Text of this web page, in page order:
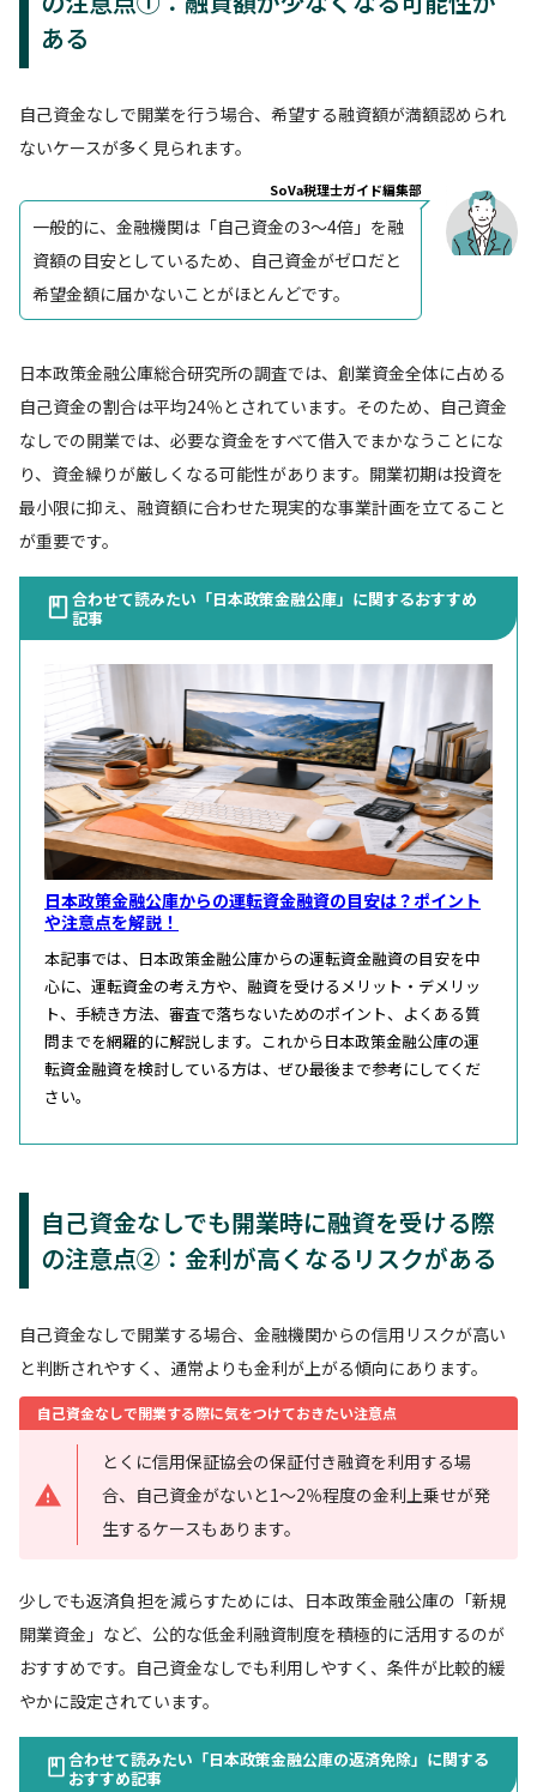
ある
自己資金なしで開業を行う場合、希望する融資額が満額認められ
ないケースが多く見られます。
SoVa税理士ガイド編集部
一般的に、金融機関は「自己資金の3〜4倍」を融
資額の目安としているため、自己資金がゼロだと
希望金額に届かないことがほとんどです。
日本政策金融公庫総合研究所の調査では、創業資金全体に占める
自己資金の割合は平均24％とされています。そのため、自己資金
なしでの開業では、必要な資金をすべて借入でまかなうことにな
り、資金繰りが厳しくなる可能性があります。開業初期は投資を
最小限に抑え、融資額に合わせた現実的な事業計画を立てること
が重要です。
合わせて読みたい「日本政策金融公庫」に関するおすすめ
記事
日本政策金融公庫からの運転資金融資の目安は？ポイント
や注意点を解説！
本記事では、日本政策金融公庫からの運転資金融資の目安を中
心に、運転資金の考え方や、融資を受けるメリット・デメリッ
ト、手続き方法、審査で落ちないためのポイント、よくある質
問までを網羅的に解説します。これから日本政策金融公庫の運
転資金融資を検討している方は、ぜひ最後まで参考にしてくだ
さい。
自己資金なしでも開業時に融資を受ける際
の注意点②：金利が高くなるリスクがある
自己資金なしで開業する場合、金融機関からの信用リスクが高い
と判断されやすく、通常よりも金利が上がる傾向にあります。
自己資金なしで開業する際に気をつけておきたい注意点
とくに信用保証協会の保証付き融資を利用する場
合、自己資金がないと1〜2％程度の金利上乗せが発
生するケースもあります。
少しでも返済負担を減らすためには、日本政策金融公庫の「新規
開業資金」など、公的な低金利融資制度を積極的に活用するのが
おすすめです。自己資金なしでも利用しやすく、条件が比較的緩
やかに設定されています。
合わせて読みたい「日本政策金融公庫の返済免除」に関する
おすすめ記事